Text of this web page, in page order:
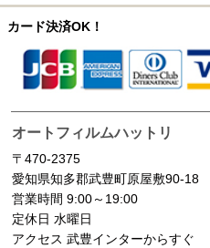
カード決済OK！
オートフィルムハットリ
〒470-2375
愛知県知多郡武豊町原屋敷90-18
営業時間 9:00～19:00
定休日 水曜日
アクセス 武豊インターからすぐ